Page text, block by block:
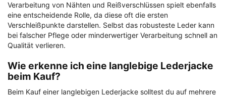
Verarbeitung von Nähten und Reißverschlüssen spielt ebenfalls
eine entscheidende Rolle, da diese oft die ersten
Verschleißpunkte darstellen. Selbst das robusteste Leder kann
bei falscher Pflege oder minderwertiger Verarbeitung schnell an
Qualität verlieren.
Wie erkenne ich eine langlebige Lederjacke
beim Kauf?
Beim Kauf einer langlebigen Lederjacke solltest du auf mehrere